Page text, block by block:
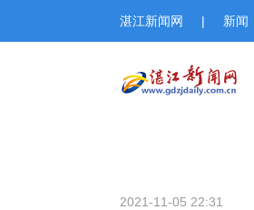
湛江新闻网 | 新闻
2021-11-05 22:31